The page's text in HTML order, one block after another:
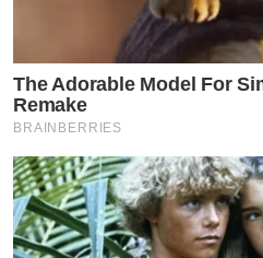
The Adorable Model For
Remake
BRAINBERRIES